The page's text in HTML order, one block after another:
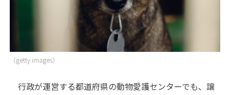
（getty images）
行政が運営する都道府県の動物愛護センターでも、譲